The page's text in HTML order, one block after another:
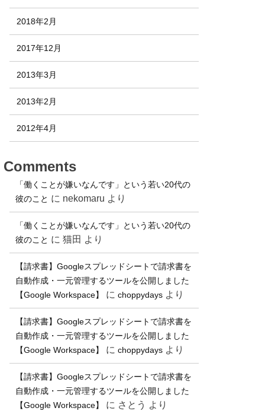
2018年2月
2017年12月
2013年3月
2013年2月
2012年4月
Comments
「働くことが嫌いなんです」という若い20代の
彼のこと に nekomaru より
「働くことが嫌いなんです」という若い20代の
彼のこと に 猫田 より
【請求書】Googleスプレッドシートで請求書を
自動作成・一元管理するツールを公開しました
【Google Workspace】
に choppydays より
【請求書】Googleスプレッドシートで請求書を
自動作成・一元管理するツールを公開しました
【Google Workspace】
に choppydays より
【請求書】Googleスプレッドシートで請求書を
自動作成・一元管理するツールを公開しました
【Google Workspace】
に さとう より